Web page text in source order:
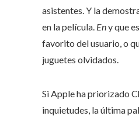
asistentes. Y la
en la película. Eny que
favorito del usuario, o
juguetes olvidados.
Si Apple ha priorizado
inquietudes, la última